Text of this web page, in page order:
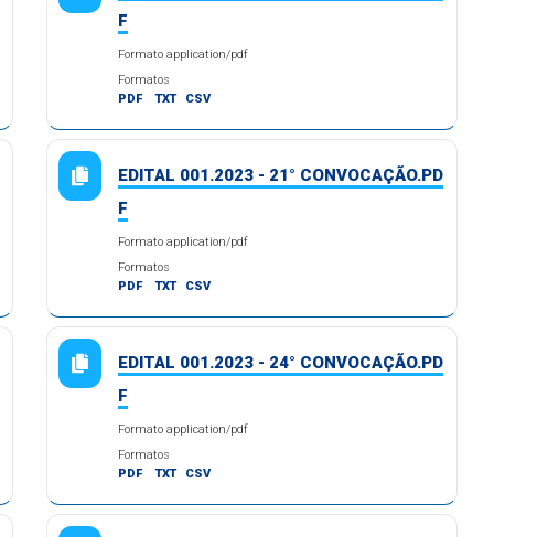
F
Formato application/pdf
Formatos
PDF
TXT CSV
EDITAL 001.2023 - 21° CONVOCAÇÃO.PD
F
Formato application/pdf
Formatos
PDF
TXT CSV
EDITAL 001.2023 - 24° CONVOCAÇÃO.PD
F
Formato application/pdf
Formatos
PDF
TXT CSV